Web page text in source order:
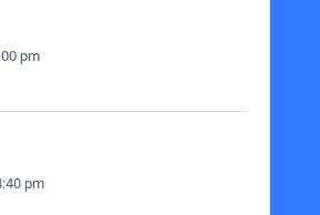
pm
pm